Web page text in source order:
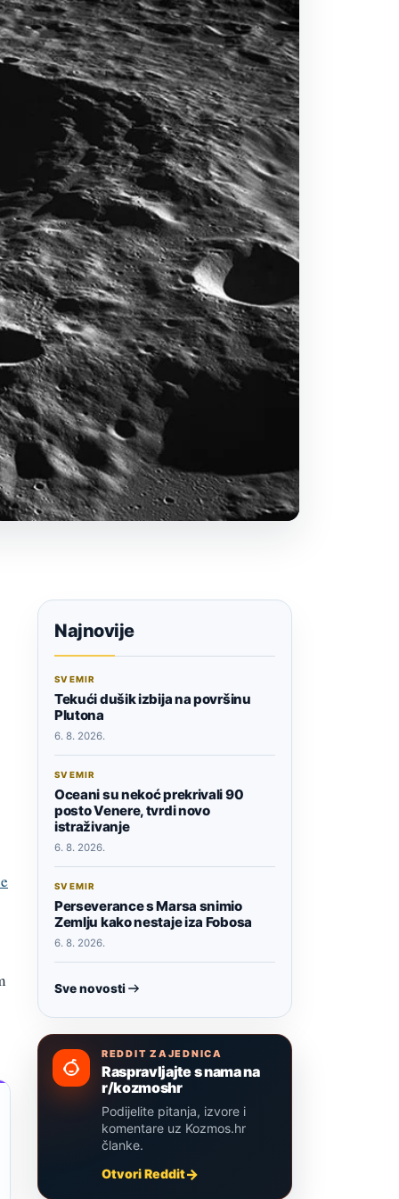
Najnovije
SVEMIR
Tekući dušik izbija na površinu
Plutona
6. 8. 2026.
SVEMIR
Oceani su nekoć prekrivali 90
posto Venere, tvrdi novo
istraživanje
6. 8. 2026.
SVEMIR
Perseverance s Marsa snimio
Zemlju kako nestaje iza Fobosa
6. 8. 2026.
Sve novosti
REDDIT ZAJEDNICA
Raspravljajte s nama na
r/kozmoshr
Podijelite pitanja, izvore i
komentare uz Kozmos.hr
članke.
Otvori Reddit